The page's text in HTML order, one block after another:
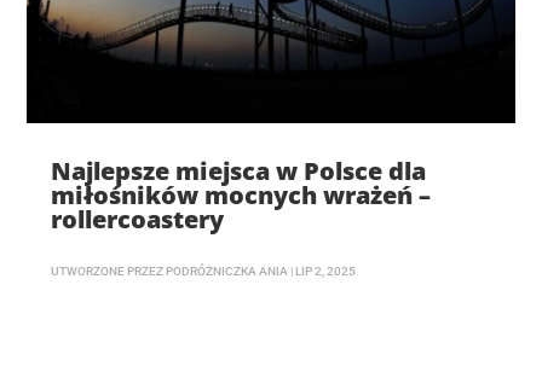
Najlepsze miejsca w Polsce dla
miłośników mocnych wrażeń –
rollercoastery
UTWORZONE PRZEZ PODRÓŻNICZKA ANIA | LIP 2, 2025